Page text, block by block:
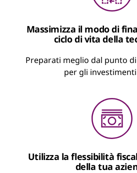
Massimizza il modo di
ciclo di vita della
Preparati meglio dal punto
per gli
Utilizza la flessibilità
della tua